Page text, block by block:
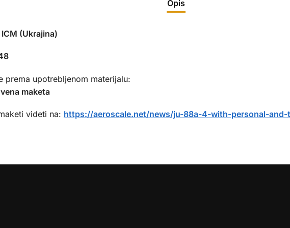
Opis
ICM (Ukrajina)
prema upotrebljenom materijalu:
maketa
videti na: https://aeroscale.net/news/ju-88a-4-with-personal-and-